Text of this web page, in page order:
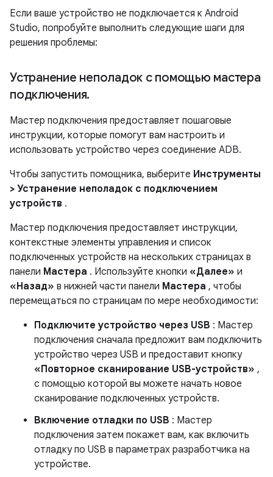
Если ваше устройство не подключается к Android
Studio, попробуйте выполнить следующие шаги для
решения проблемы:
Устранение неполадок с помощью мастера
подключения.
Мастер подключения предоставляет пошаговые
инструкции, которые помогут вам настроить и
использовать устройство через соединение ADB.
Чтобы запустить помощника, выберите Инструменты
> Устранение неполадок с подключением
устройств .
Мастер подключения предоставляет инструкции,
контекстные элементы управления и список
подключенных устройств на нескольких страницах в
панели Мастера . Используйте кнопки «Далее» и
«Назад» в нижней части панели Мастера , чтобы
перемещаться по страницам по мере необходимости:
Подключите устройство через USB : Мастер
подключения сначала предложит вам подключить
устройство через USB и предоставит кнопку
«Повторное сканирование USB-устройств» ,
с помощью которой вы можете начать новое
сканирование подключенных устройств.
Включение отладки по USB : Мастер
подключения затем покажет вам, как включить
отладку по USB в параметрах разработчика на
устройстве.